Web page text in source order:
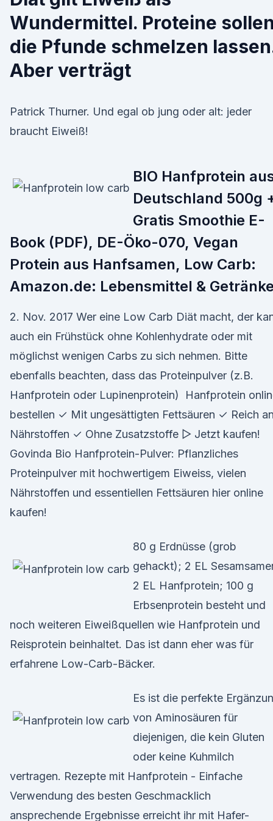
Wundermittel. Proteine sollen
die Pfunde schmelzen
Aber verträgt
Patrick Thurner. Und egal ob jung oder alt: jeder
braucht Eiweiß!
BIO Hanfprotein
Deutschland 500g
Gratis Smoothie E-
Book (PDF), DE-Öko-070, Vegan
Protein aus Hanfsamen, Low Carb:
Amazon.de: Lebensmittel & Getränke
2. Nov. 2017 Wer eine Low Carb Diät macht, der
auch ein Frühstück ohne Kohlenhydrate oder mit
möglichst wenigen Carbs zu sich nehmen. Bitte
ebenfalls beachten, dass das Proteinpulver (z.B.
Hanfprotein oder Lupinenprotein) Hanfprotein
bestellen ✓ Mit ungesättigten Fettsäuren ✓ Reich an
Nährstoffen ✓ Ohne Zusatzstoffe ▻ Jetzt kaufen!
Govinda Bio Hanfprotein-Pulver: Pflanzliches
Proteinpulver mit hochwertigem Eiweiss, vielen
Nährstoffen und essentiellen Fettsäuren hier online
kaufen!
80 g Erdnüsse (grob
gehackt); 2 EL
2 EL Hanfprotein; 100 g
Erbsenprotein besteht und
noch weiteren Eiweißquellen wie Hanfprotein und
Reisprotein beinhaltet. Das ist dann eher was für
erfahrene Low-Carb-Bäcker.
Es ist die perfekte
von Aminosäuren für
diejenigen, die kein Gluten
oder keine Kuhmilch
vertragen. Rezepte mit Hanfprotein - Einfache
Verwendung des besten Geschmacklich
ansprechende Ergebnisse erreicht ihr mit Hafer-